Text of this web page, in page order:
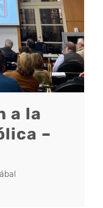
a la
–